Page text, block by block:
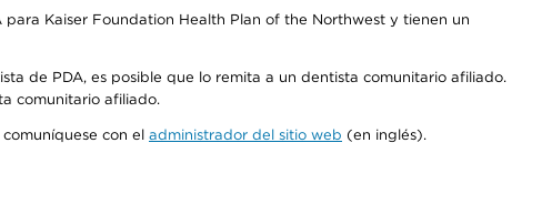
Kaiser Foundation Health Plan of the Northwest y tienen un
de PDA, es posible que lo remita a un dentista comunitario afiliado.
comunitario afiliado.
con el administrador del sitio web (en inglés).